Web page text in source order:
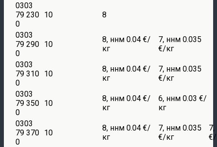
0303
79 230
0
10 8
0303
79 290
0
10
8, ннм 0.04 €/
кг
7, ннм 0.035
€/кг
0303
79 310
0
10
8, ннм 0.04 €/
кг
7, ннм 0.035
€/кг
0303
79 350
0
10
8, ннм 0.04 €/
кг
6, ннм 0.03 €/
кг
0303
79 370
0
10
8, ннм 0.04 €/
кг
7, ннм 0.035
€/кг
€/